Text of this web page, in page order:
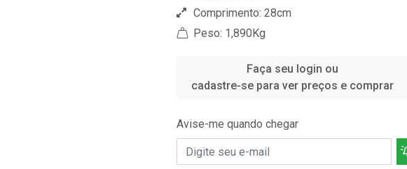
Comprimento: 28cm
Peso: 1,890Kg
Faça seu login ou
cadastre-se para ver preços e comprar
Avise-me quando chegar